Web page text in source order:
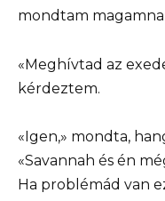
mondtam
«Meghívtad az
kérdeztem.
«Igen,» mondta,
«Savannah és én
Ha problémád van